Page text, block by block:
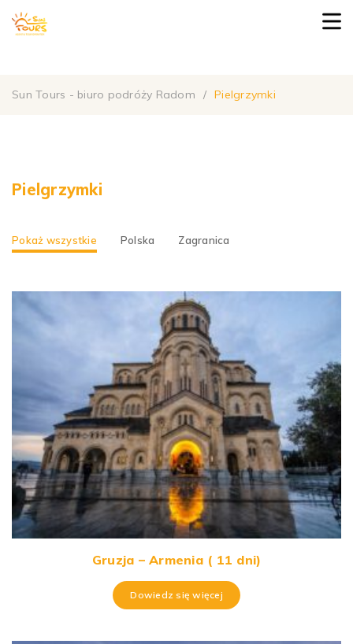
Sun Tours - biuro podróży Radom / Pielgrzymki
Pielgrzymki
Pokaż wszystkie Polska Zagranica
Gruzja – Armenia ( 11 dni)
Dowiedz się więcej